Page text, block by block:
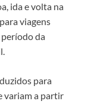
ida e volta na
viagens
da
para
variam a partir